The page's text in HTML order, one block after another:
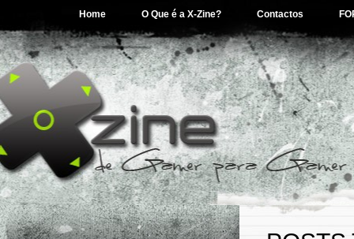
Home O Que é a X-Zine? Contactos